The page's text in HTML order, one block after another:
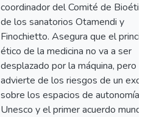
coordinador del Comité de Bioética
de los sanatorios Otamendi y
Finochietto. Asegura que el
ético de la medicina no va a ser
desplazado por la máquina, pero
advierte de los riesgos de un
sobre los espacios de autonomía.
Unesco y el primer acuerdo